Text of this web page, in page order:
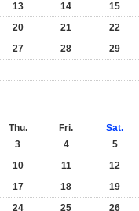
13 14
15
20 21
22
27 28
29
Thu. Fri.
Sat.
3 4
5
10 11
12
17 18
19
24 25 26